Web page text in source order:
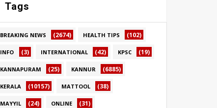
Tags
BREAKING NEWS (2674) HEALTH TIPS (102)
INFO (3) INTERNATIONAL (42) KPSC (19)
KANNAPURAM (25) KANNUR (6885)
KERALA (10157) MATTOOL (38)
MAYYIL (24) ONLINE (31)